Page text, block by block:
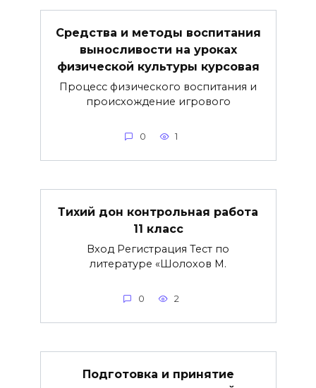
Средства и методы воспитания
выносливости на уроках
физической культуры курсовая
Процесс физического воспитания и
происхождение игрового
0 1
Тихий дон контрольная работа
11 класс
Вход Регистрация Тест по
литературе «Шолохов М.
0 2
Подготовка и принятие